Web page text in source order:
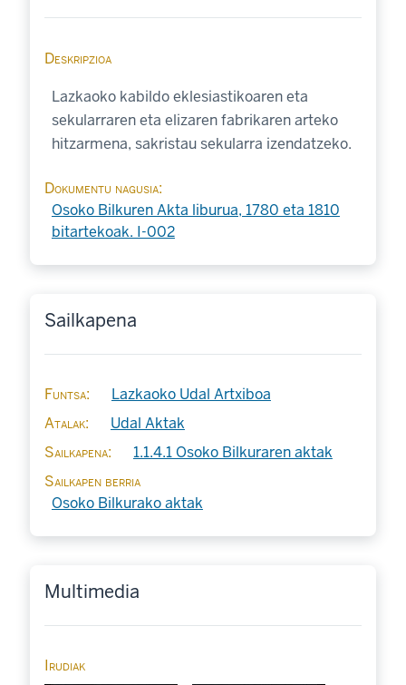
Deskripzioa
Lazkaoko kabildo eklesiastikoaren eta
sekularraren eta elizaren fabrikaren arteko
hitzarmena, sakristau sekularra izendatzeko.
Dokumentu nagusia
Osoko Bilkuren Akta liburua, 1780 eta 1810
bitartekoak. I-002
Sailkapena
Funtsa
Lazkaoko Udal Artxiboa
Atalak
Udal Aktak
Sailkapena
1.1.4.1 Osoko Bilkuraren aktak
Sailkapen berria
Osoko Bilkurako aktak
Multimedia
Irudiak